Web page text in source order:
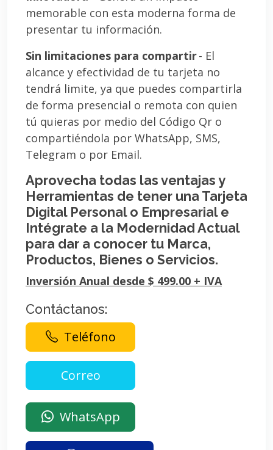
memorable con esta moderna forma de
presentar tu información.
Sin limitaciones para compartir- El
alcance y efectividad de tu tarjeta no
tendrá limite, ya que puedes compartirla
de forma presencial o remota con quien
tú quieras por medio del Código Qr o
compartiéndola por WhatsApp, SMS,
Telegram o por Email.
Aprovecha todas las ventajas y
Herramientas de tener una Tarjeta
Digital Personal o Empresarial e
Intégrate a la Modernidad Actual
para dar a conocer tu Marca,
Productos, Bienes o Servicios.
Inversión Anual desde $ 499.00 + IVA
Contáctanos:
Teléfono
WhatsApp